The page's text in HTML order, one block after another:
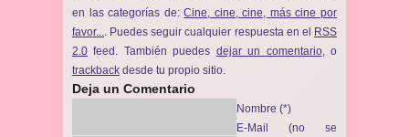
en las categorías de:Cine, cine, cine, más cine por
favor...
. Puedes seguir cualquier respuesta en el RSS
2.0 feed. También puedes dejar un comentario, o
trackback desde tu propio sitio.
Deja un Comentario
Nombre (*)
E-Mail (no se